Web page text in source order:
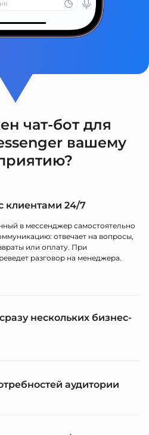
чат-бот для
вашему
клиентами 24/7
в мессенджер самостоятельно
отвечает на вопросы,
или оплату. При
разговор на менеджера.
нескольких бизнес-
консультации, организуйте
с онлайн-магазином, помогите
аудитории